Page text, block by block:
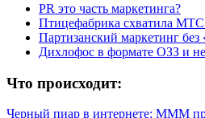
PR это часть маркетинга?
Птицефабрика схватила МТС
Партизанский маркетинг
Дихлофос в формате ОЗЗ и
Что происходит:
Черный пиар в интернете: МММ